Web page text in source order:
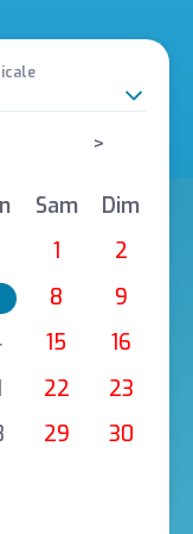
>
Sam
Dim
1
2
8
9
15
16
22
23
29
30